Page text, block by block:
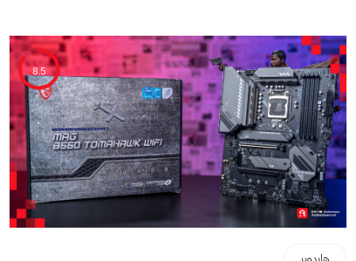
8.5
هاردوير